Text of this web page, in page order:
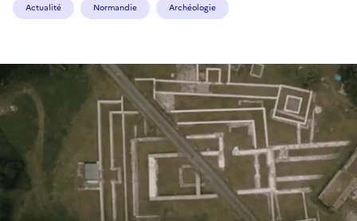
Actualité Normandie Archéologie